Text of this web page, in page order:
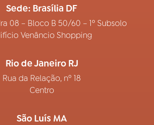
Sede: Brasília DF
08 – Bloco B 50/60 – 1º Subsolo
Venâncio Shopping
Rio de Janeiro RJ
Rua da Relação, nº 18
Centro
São Luís MA